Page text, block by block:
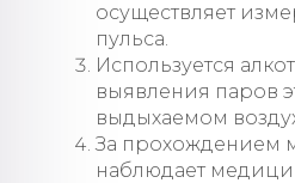
осуществляет
пульса.
Используется
выявления паров
выдыхаемом
За прохождением
наблюдает